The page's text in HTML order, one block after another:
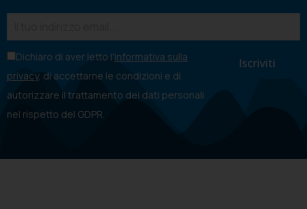
Dichiaro di aver letto l'informativa sulla
privacy, di accettarne le condizioni e di
autorizzare il trattamento dei dati personali
nel rispetto del GDPR.